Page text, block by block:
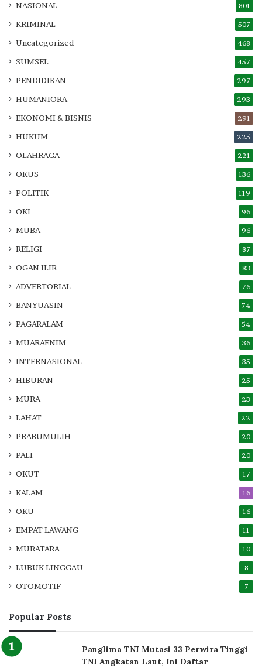
NASIONAL 801
KRIMINAL 507
Uncategorized 468
SUMSEL 457
PENDIDIKAN 297
HUMANIORA 293
EKONOMI & BISNIS 291
HUKUM 225
OLAHRAGA 221
OKUS 136
POLITIK 119
OKI 96
MUBA 96
RELIGI 87
OGAN ILIR 83
ADVERTORIAL 76
BANYUASIN 74
PAGARALAM 54
MUARAENIM 36
INTERNASIONAL 35
HIBURAN 25
MURA 23
LAHAT 22
PRABUMULIH 20
PALI 20
OKUT 17
KALAM 16
OKU 16
EMPAT LAWANG 11
MURATARA 10
LUBUK LINGGAU 8
OTOMOTIF 7
Popular Posts
Panglima TNI Mutasi 33 Perwira Tinggi
TNI Angkatan Laut, Ini Daftar